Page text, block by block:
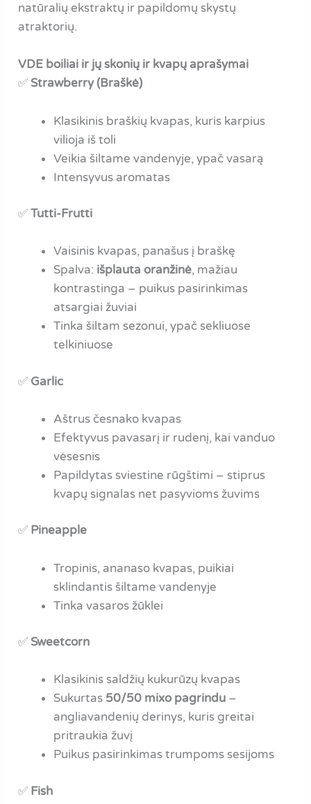
natūralių ekstraktų ir papildomų skystų
atraktorių.
VDE boiliai ir jų skonių ir kvapų aprašymai
✅ Strawberry (Braškė)
Klasikinis braškių kvapas, kuris karpius
vilioja iš toli
Veikia šiltame vandenyje, ypač vasarą
Intensyvus aromatas
✅Tutti-Frutti
Vaisinis kvapas, panašus į braškę
Spalva: išplauta oranžinė, mažiau
kontrastinga – puikus pasirinkimas
atsargiai žuviai
Tinka šiltam sezonui, ypač sekliuose
telkiniuose
✅ Garlic
Aštrus česnako kvapas
Efektyvus pavasarį ir rudenį, kai vanduo
vėsesnis
Papildytas sviestine rūgštimi – stiprus
kvapų signalas net pasyvioms žuvims
✅ Pineapple
Tropinis, ananaso kvapas, puikiai
sklindantis šiltame vandenyje
Tinka vasaros žūklei
✅ Sweetcorn
Klasikinis saldžių kukurūzų kvapas
Sukurtas 50/50 mixo pagrindu –
angliavandenių derinys, kuris greitai
pritraukia žuvį
Puikus pasirinkimas trumpoms sesijoms
✅ Fish